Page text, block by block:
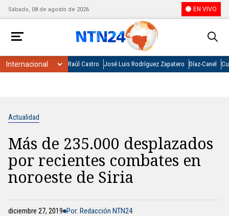
Sábado, 08 de agosto de 2026 EN VIVO
Raúl Castro José Luis Rodríguez Zapatero Díaz-Canel
Actualidad
Más de 235.000 desplazados
por recientes combates en
noroeste de Siria
diciembre 27, 2019 Por: Redacción NTN24